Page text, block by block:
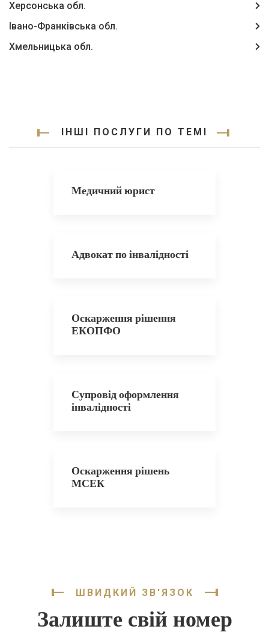
Херсонська обл.
Івано-Франківська обл.
Хмельницька обл.
ІНШІ ПОСЛУГИ ПО ТЕМІ
Медичний юрист
Адвокат по інвалідності
Оскарження рішення
ЕКОПФО
Супровід оформлення
інвалідності
Оскарження рішень
МСЕК
ШВИДКИЙ ЗВ'ЯЗОК
Залиште свій номер